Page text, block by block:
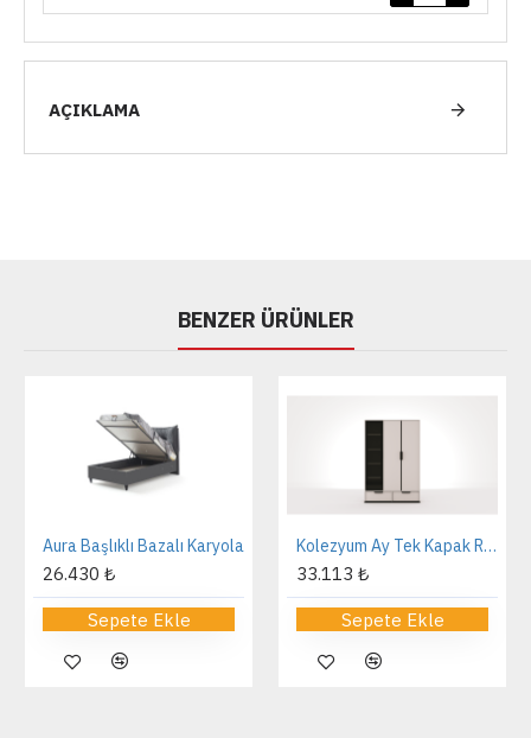
AÇIKLAMA
BENZER ÜRÜNLER
Aura Başlıklı Bazalı Karyola
26.430 ₺
Sepete Ekle
Kolezyum Ay Tek Kapak Reflekte Dolap
33.113 ₺
Sepete Ekle